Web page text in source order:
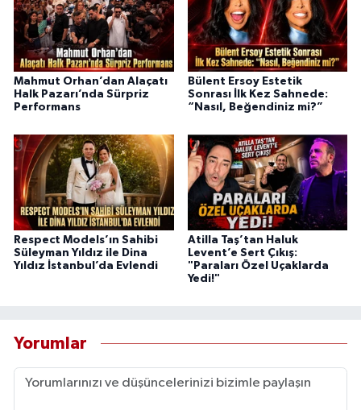
Mahmut Orhan’dan Alaçatı
Halk Pazarı’nda Sürpriz
Performans
Bülent Ersoy Estetik
Sonrası İlk Kez Sahnede:
“Nasıl, Beğendiniz mi?”
Respect Models’ın Sahibi
Süleyman Yıldız ile Dina
Yıldız İstanbul’da Evlendi
Atilla Taş’tan Haluk
Levent’e Sert Çıkış:
"Paraları Özel Uçaklarda
Yedi!"
Yorumlar